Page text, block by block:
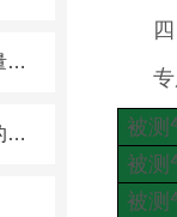
工业化壁挂式粉尘浓度检测仪的测量方法综述
壁挂式粉尘浓度检测仪是守护呼吸的隐形卫士
被测
被测
被测